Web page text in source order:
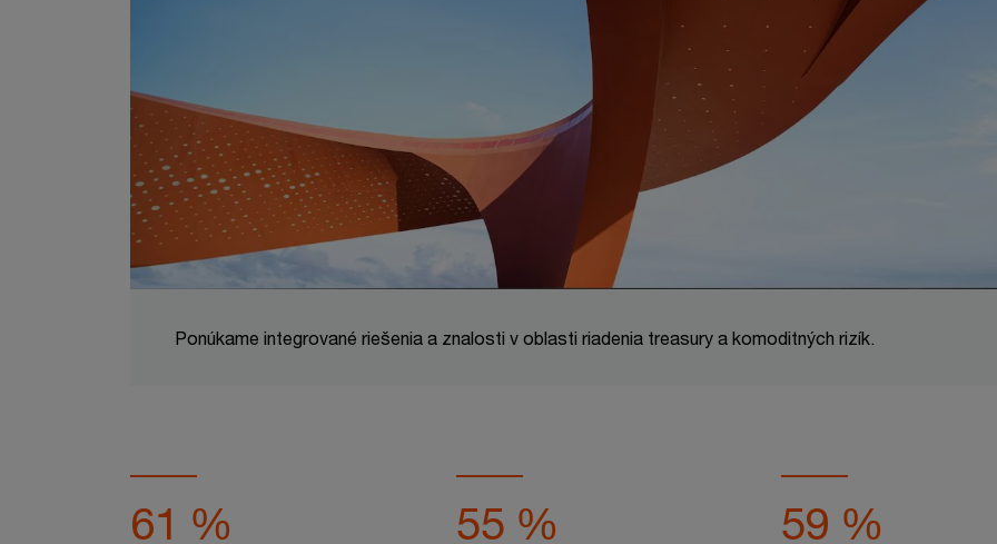
Ponúkame integrované riešenia a znalosti v oblasti riadenia treasury a komoditných rizík.
61 % 55 % 59 %